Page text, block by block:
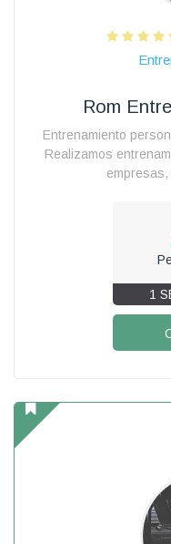
Rom
Entrenamiento
Realizamos
1